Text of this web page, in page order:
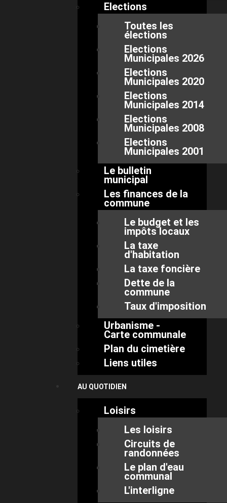
Elections
Toutes les
élections
Elections
Municipales 2026
Elections
Municipales 2020
Elections
Municipales 2014
Elections
Municipales 2008
Elections
Municipales 2001
Le bulletin
municipal
Les finances de la
commune
Le budget et les
impôts locaux
La taxe
d'habitation
La taxe foncière
Dette de la
commune
Taux d'imposition
Urbanisme -
Carte communale
Plan du cimetière
Liens utiles
AU QUOTIDIEN
Loisirs
Les loisirs
Circuits de
randonnées
Le plan d'eau
communal
L'interligne